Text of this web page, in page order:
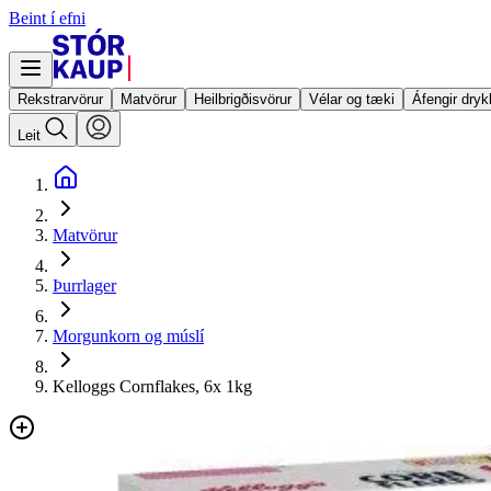
Beint í efni
Rekstrarvörur Matvörur Heilbrigðisvörur Vélar og tæki Áfengir
Leit
Matvörur
Þurrlager
Morgunkorn og múslí
Kelloggs Cornflakes, 6x 1kg